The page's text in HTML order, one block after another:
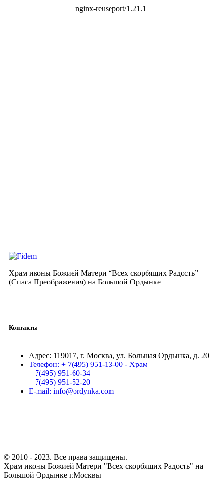
Храм иконы Божией Матери “Всех скорбящих Радость”
(Спаса Преображения) на Большой Ордынке
Контакты
Адрес: 119017, г. Москва, ул. Большая Ордынка, д. 20
Телефон: + 7(495) 951-13-00 - Храм
+ 7(495) 951-60-34
+ 7(495) 951-52-20
E-mail: info@ordynka.com
© 2010 - 2023. Все права защищены.
Храм иконы Божией Матери "Всех скорбящих Радость" на
Большой Ордынке г.Москвы